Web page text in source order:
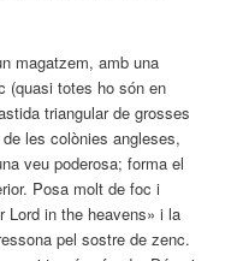
magatzem, amb una
(quasi totes ho són en
triangular de grosses
les colònies angleses,
veu poderosa; forma el
Posa molt de foc i
Lord in the heavens» i la
pel sostre de zenc.